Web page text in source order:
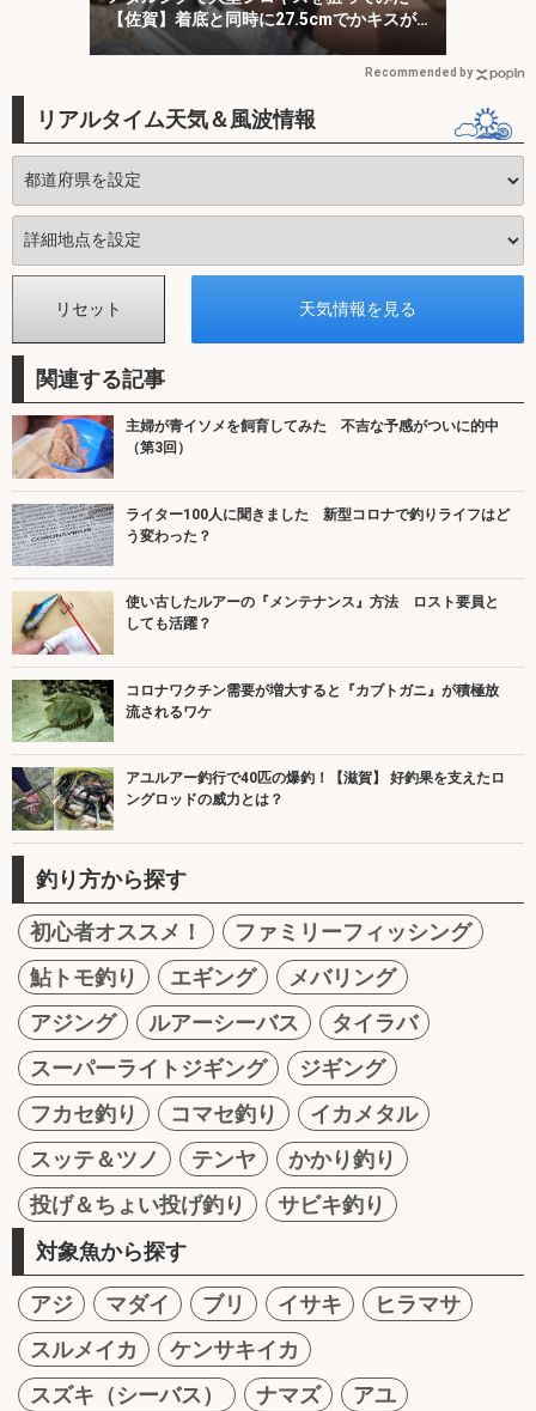
【佐賀】着底と同時に27.5cmでかキスが
ヒット！
Recommended by
リアルタイム天気＆風波情報
関連する記事
主婦が青イソメを飼育してみた 不吉な予感がついに的中
（第3回）
ライター100人に聞きました 新型コロナで釣りライフはど
う変わった？
使い古したルアーの『メンテナンス』方法 ロスト要員と
しても活躍？
コロナワクチン需要が増大すると『カブトガニ』が積極放
流されるワケ
アユルアー釣行で40匹の爆釣！【滋賀】 好釣果を支えたロ
ングロッドの威力とは？
釣り方から探す
初心者オススメ！
ファミリーフィッシング
鮎トモ釣り
エギング
メバリング
アジング
ルアーシーバス
タイラバ
スーパーライトジギング
ジギング
フカセ釣り
コマセ釣り
イカメタル
スッテ＆ツノ
テンヤ
かかり釣り
投げ＆ちょい投げ釣り
サビキ釣り
対象魚から探す
アジ マダイ ブリ イサキ
ヒラマサ
スルメイカ
ケンサキイカ
スズキ（シーバス）
ナマズ
アユ